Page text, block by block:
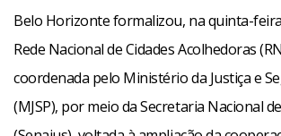
Belo Horizonte formalizou, na quinta-feira
Rede Nacional de Cidades Acolhedoras
coordenada pelo Ministério da Justiça e
(MJSP), por meio da Secretaria Nacional